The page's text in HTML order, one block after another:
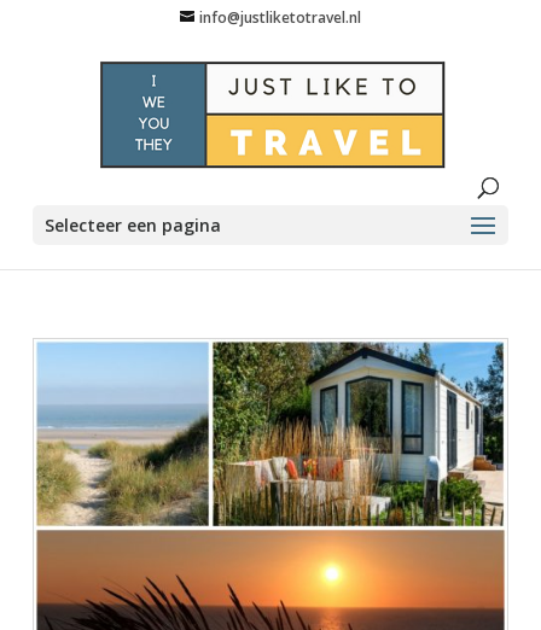
info@justliketotravel.nl
Selecteer een pagina